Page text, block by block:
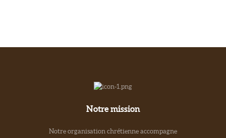
Notre mission
Notre organisation chrétienne accompagne